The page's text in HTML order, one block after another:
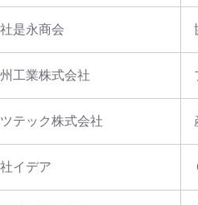
是永商会
工業株式会社
テック株式会社
イデア